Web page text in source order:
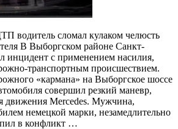
водитель сломал кулаком челюсть
В Выборгском районе Санкт-
инцидент с применением насилия,
транспортным происшествием.
«кармана» на Выборгское шоссе
совершил резкий маневр,
движения Mercedes. Мужчина,
немецкой марки, незамедлительно
в конфликт …